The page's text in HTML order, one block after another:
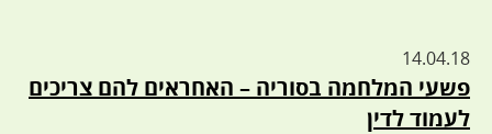
14.04.18
פשעי המלחמה בסוריה – האחראים להם צריכים
לעמוד לדין